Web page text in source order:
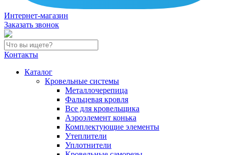
Интернет-магазин
Заказать звонок
Контакты
Каталог
Кровельные системы
Металлочерепица
Фальцевая кровля
Все для кровельщика
Аэроэлемент конька
Комплектующие элементы
Утеплители
Уплотнители